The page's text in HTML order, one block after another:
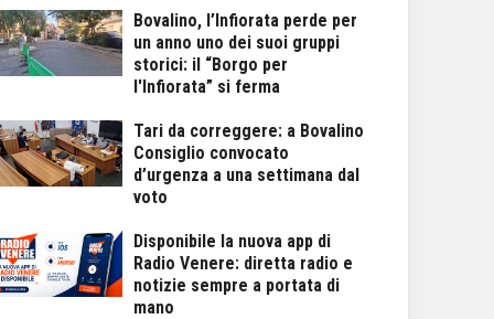
Bovalino, l’Infiorata perde per
un anno uno dei suoi gruppi
storici: il “Borgo per
l'Infiorata” si ferma
Tari da correggere: a Bovalino
Consiglio convocato
d’urgenza a una settimana dal
voto
Disponibile la nuova app di
Radio Venere: diretta radio e
notizie sempre a portata di
mano